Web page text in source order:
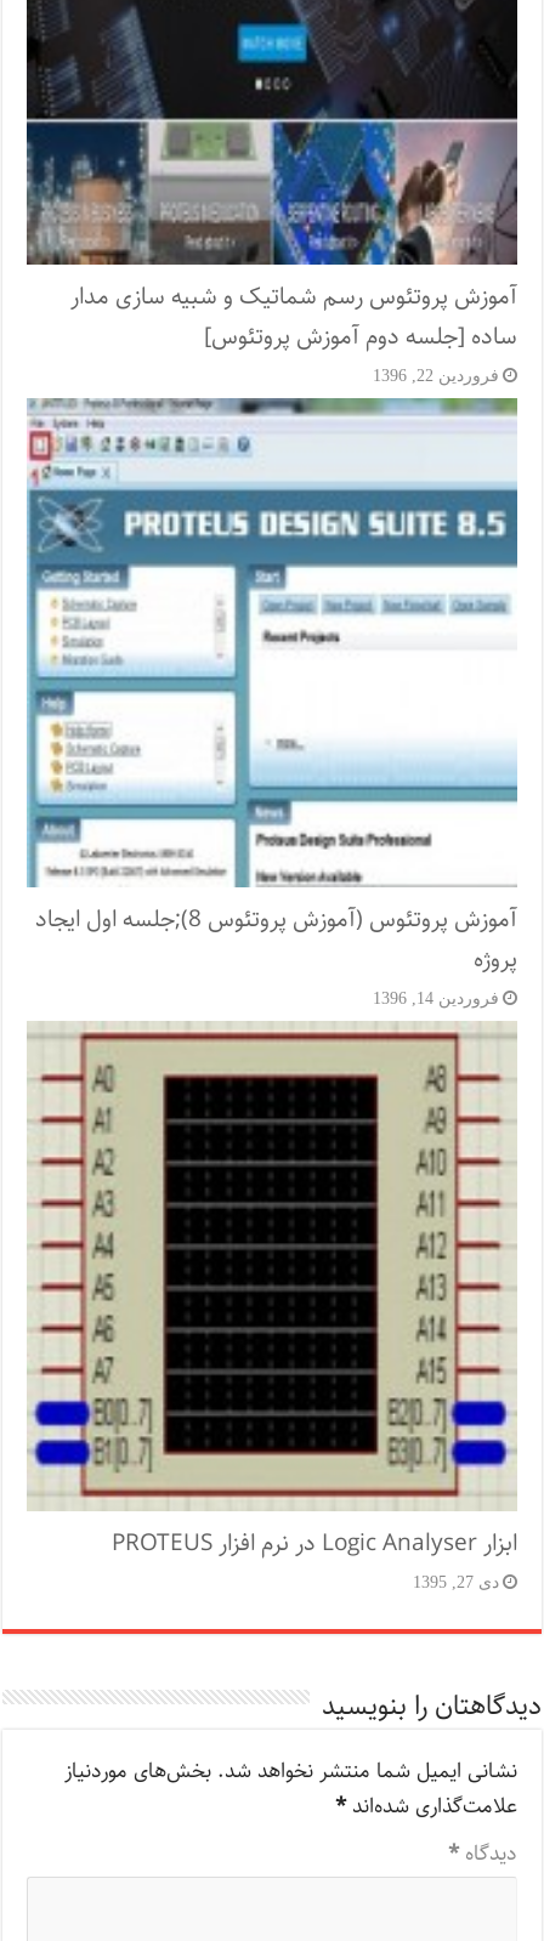
آموزش پروتئوس رسم شماتیک و شبیه سازی مدار
ساده [جلسه دوم آموزش پروتئوس]
فروردین 22, 1396
آموزش پروتئوس (آموزش پروتئوس 8);جلسه اول ایجاد
پروژه
فروردین 14, 1396
ابزار Logic Analyser در نرم افزار PROTEUS
دی 27, 1395
دیدگاهتان را بنویسید
نشانی ایمیل شما منتشر نخواهد شد. بخش‌های موردنیاز
علامت‌گذاری شده‌اند*
دیدگاه*